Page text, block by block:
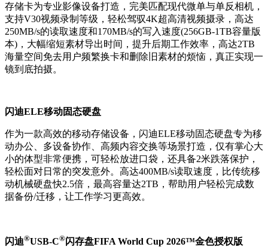
存储卡为专业影像设备打造，完美匹配现代微单与单反相机，
支持V30视频录制等级，轻松驾驭4K超高清视频摄录，高达
250MB/s的读取速度和170MB/s的写入速度(256GB-1TB容量版
本) ，大幅缩短素材导出时间，提升后期工作效率，高达2TB
海量空间免去用户频繁换卡和删除旧素材的烦恼，真正实现一
镜到底拍摄。
闪迪ELE移动固态硬盘
作为一款高效的移动存储设备，闪迪ELE移动固态硬盘专为移
动办公、多设备协作、高频内容交换等场景打造，仅有掌心大
小的体型非常便携，可轻松放进口袋，还具备2米跌落保护，
轻松面对日常的突发意外。高达400MB/s读取速度，比传统移
动机械硬盘快2.5倍，最高容量达2TB ，帮助用户轻松完成数
据备份/迁移，让工作学习更高效。
闪迪®USB-C®闪存盘FIFA World Cup 2026™金色授权版